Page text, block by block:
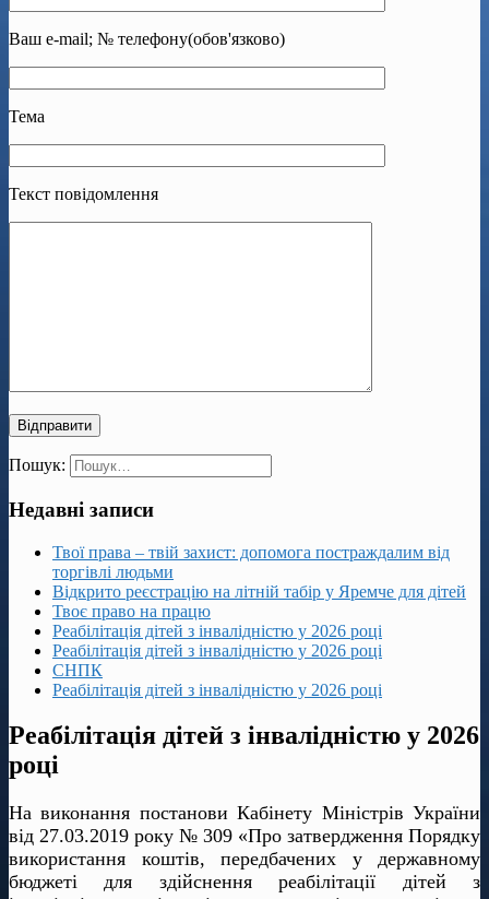
Ваш e-mail; № телефону(обов'язково)
Тема
Текст повідомлення
Пошук:
Недавні записи
Твої права – твій захист: допомога постраждалим від
торгівлі людьми
Відкрито реєстрацію на літній табір у Яремче для дітей
Твоє право на працю
Реабілітація дітей з інвалідністю у 2026 році
Реабілітація дітей з інвалідністю у 2026 році
СНПК
Реабілітація дітей з інвалідністю у 2026 році
Реабілітація дітей з інвалідністю у 2026
році
На виконання постанови Кабінету Міністрів України
від 27.03.2019 року № 309 «Про затвердження Порядку
використання коштів, передбачених у державному
бюджеті для здійснення реабілітації дітей з